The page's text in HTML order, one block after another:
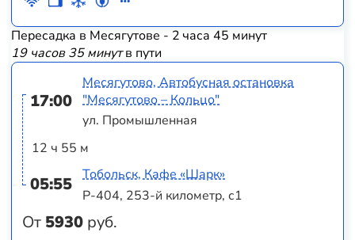
Пересадка в Месягутове - 2 часа 45 минут
19 часов 35 минутв пути
17:00
12 ч 55 м
05:55
От 5930 руб.
Месягутово, Автобусная остановка
"Месягутово – Кольцо"
ул. Промышленная
Тобольск, Кафе «Шарк»
Р-404, 253-й километр, с1